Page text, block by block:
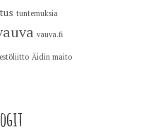
tuntemuksia
vauva.fi
Äidin maito